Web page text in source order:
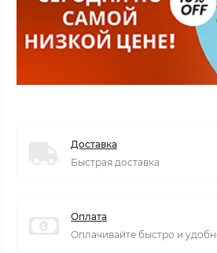
Доставка
Быстрая доставка
Оплата
Оплачивайте быстро и